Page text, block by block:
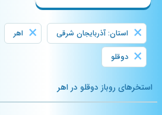
× استان: آذربایجان شرقی × اهر
× دوقلو
استخرهای روباز دوقلو در اهر